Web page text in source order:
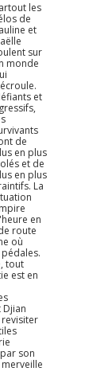
les
de
et
sur
monde
et
de
en plus
et de
en plus
La
en
route
où
tout
est en
son